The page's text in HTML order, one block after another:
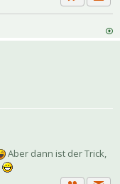
Zitat
Aber dann ist der Trick,